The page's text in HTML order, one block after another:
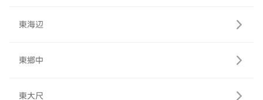
東海辺
東郷中
東大尺